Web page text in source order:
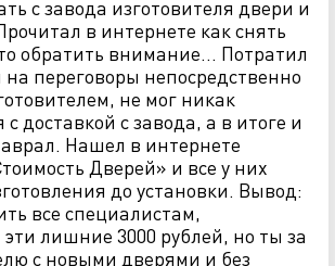
с завода изготовителя двери и
в интернете как снять
обратить внимание… Потратил
на переговоры непосредственно
не мог никак
с доставкой с завода, а в итоге и
Нашел в интернете
Дверей» и все у них
до установки. Вывод:
все специалистам,
лишние 3000 рублей, но ты за
с новыми дверями и без